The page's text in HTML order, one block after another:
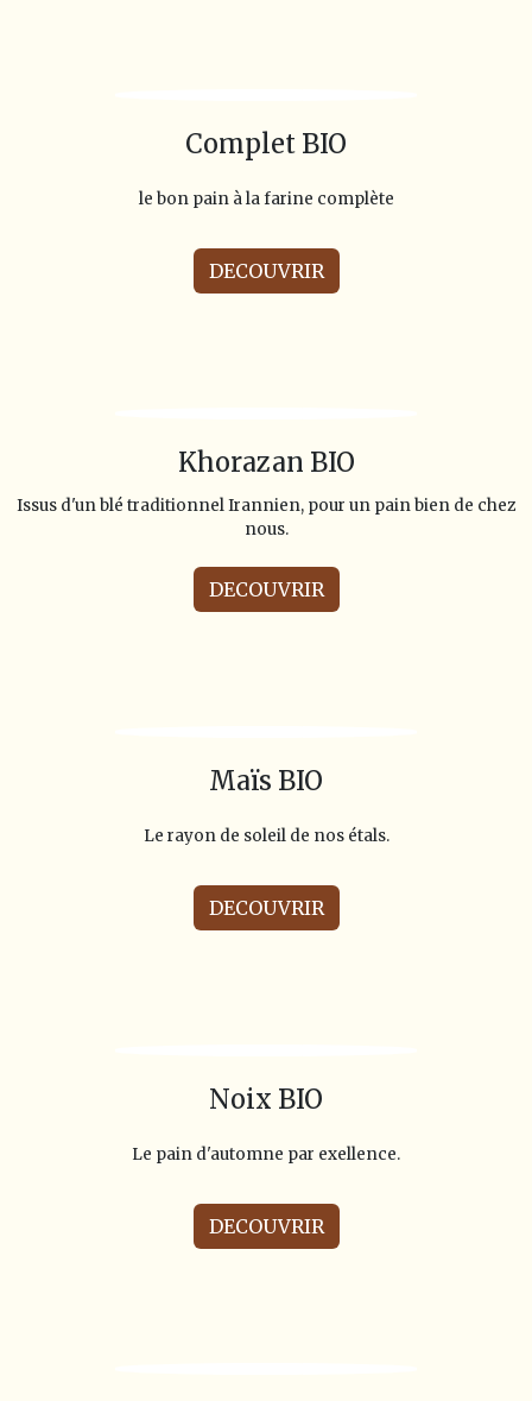
Complet BIO
le bon pain à la farine complète
DECOUVRIR
Khorazan BIO
Issus d'un blé traditionnel Irannien, pour un pain bien de chez
nous.
DECOUVRIR
Maïs BIO
Le rayon de soleil de nos étals.
DECOUVRIR
Noix BIO
Le pain d'automne par exellence.
DECOUVRIR